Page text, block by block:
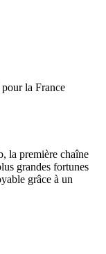
la France
la première chaîne
grandes fortunes
grâce à un